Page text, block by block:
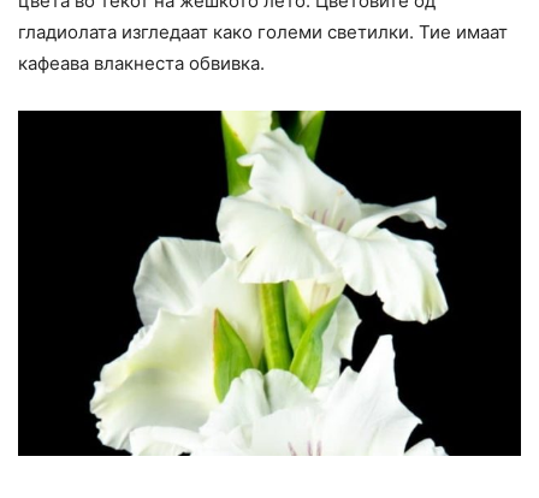
гладиолата изгледаат како големи светилки. Тие имаат
кафеава влакнеста обвивка.